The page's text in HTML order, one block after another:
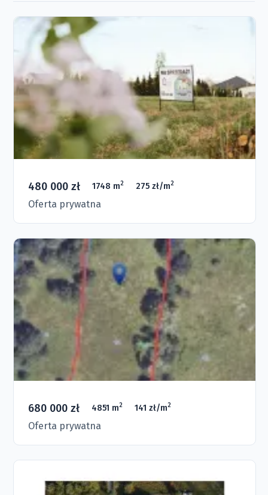
480 000 zł 1748 m2 275 zł/m2
Oferta prywatna
680 000 zł 4851 m2 141 zł/m2
Oferta prywatna